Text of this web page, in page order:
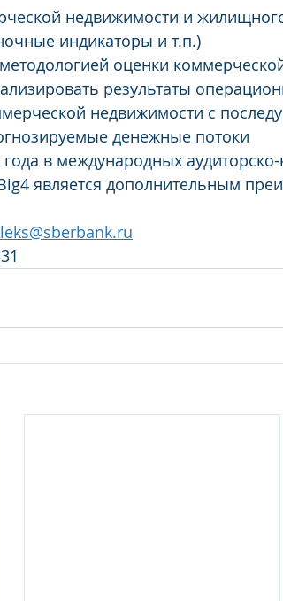
недвижимости и
индикаторы и т.п.)
оценки
результаты
недвижимости с
денежные потоки
в международных
является дополнительным